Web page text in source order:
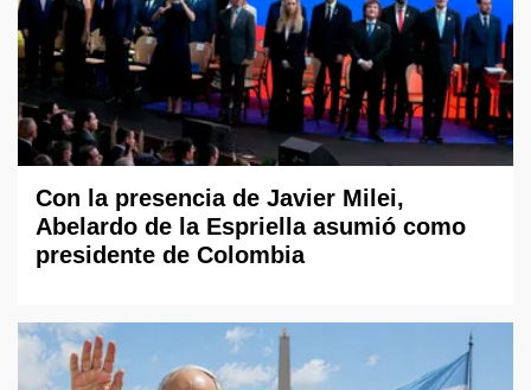
Con la presencia de Javier Milei,
Abelardo de la Espriella asumió como
presidente de Colombia